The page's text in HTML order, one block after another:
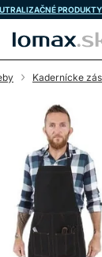
PRODUKTY
Kadernícke